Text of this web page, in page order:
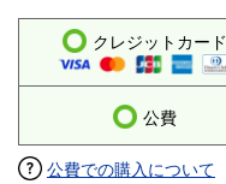
クレジットカード
公費
公費での購入について